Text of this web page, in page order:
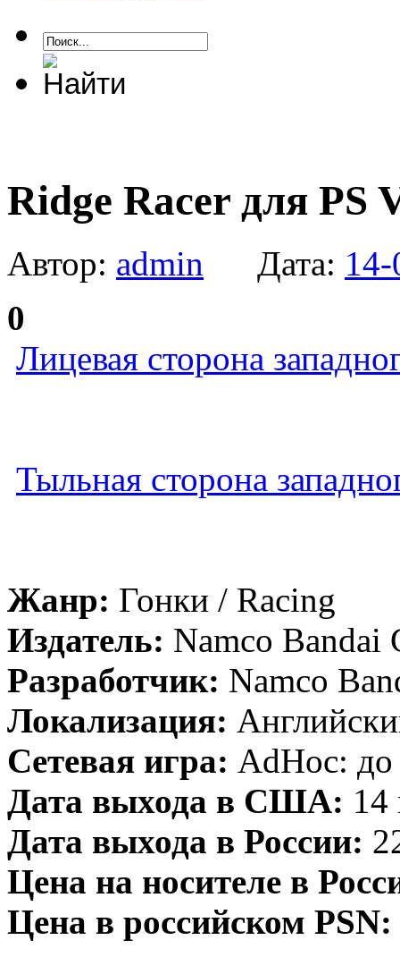
Ridge Racer для PS
Автор: admin Дата:
0
Лицевая сторона
Тыльная сторона
Жанр: Гонки / Racing
Издатель: Namco Bandai
Разработчик: Namco
Локализация:
Сетевая игра: AdHoc:
Дата выхода в США: 14
Дата выхода в России:
Цена на носителе в
Цена в российском PSN: